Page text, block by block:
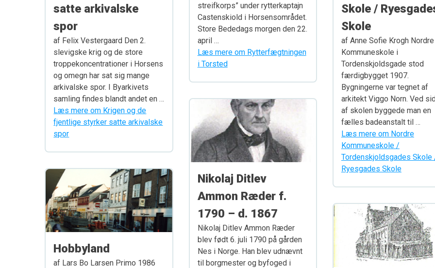
satte arkivalske
spor
af Felix Vestergaard Den 2.
slevigske krig og de store
troppekoncentrationer i Horsens
og omegn har sat sig mange
arkivalske spor. I Byarkivets
samling findes blandt andet en …
Læs mere om Krigen og de
fjentlige styrker satte arkivalske
spor
Hobbyland
af Lars Bo Larsen Primo 1986
streifkorps” under rytterkaptajn
Castenskiold i Horsensområdet.
Store Bededags morgen den 22.
april …
Læs mere om Rytterfægtningen
i Torsted
Nikolaj Ditlev
Ammon Ræder f.
1790 – d. 1867
Nikolaj Ditlev Ammon Ræder
blev født 6. juli 1790 på gården
Nes i Norge. Han blev udnævnt
til borgmester og byfoged i
Skole /
Skole
af Anne Sofie Krogh Nordre
Kommuneskole i
Tordenskjoldsgade stod
færdigbygget 1907.
Bygningerne var tegnet af
arkitekt Viggo Norn. Ved
af skolen byggede man en
fælles badeanstalt til …
Læs mere om Nordre
Kommuneskole /
Tordenskjoldsgades Skole
Ryesgades Skole